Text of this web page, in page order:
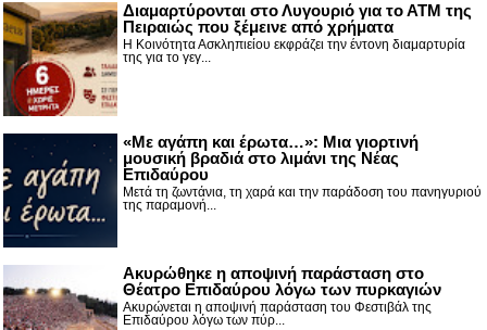
Διαμαρτύρονται στο Λυγουριό για το ΑΤΜ της
Πειραιώς που ξέμεινε από χρήματα
Η Κοινότητα Ασκληπιείου εκφράζει την έντονη διαμαρτυρία
της για το γεγ...
«Με αγάπη και έρωτα…»: Μια γιορτινή
μουσική βραδιά στο λιμάνι της Νέας
Επιδαύρου
Μετά τη ζωντάνια, τη χαρά και την παράδοση του πανηγυριού
της παραμονή...
Ακυρώθηκε η αποψινή παράσταση στο
Θέατρο Επιδαύρου λόγω των πυρκαγιών
Ακυρώνεται η αποψινή παράσταση του Φεστιβάλ της
Επιδαύρου λόγω των πύρ...